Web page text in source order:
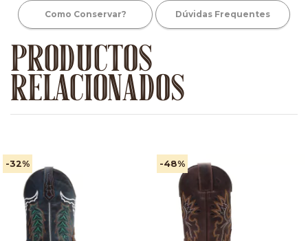
Como Conservar? Dúvidas Frequentes
PRODUCTOS
RELACIONADOS
-32% -48%